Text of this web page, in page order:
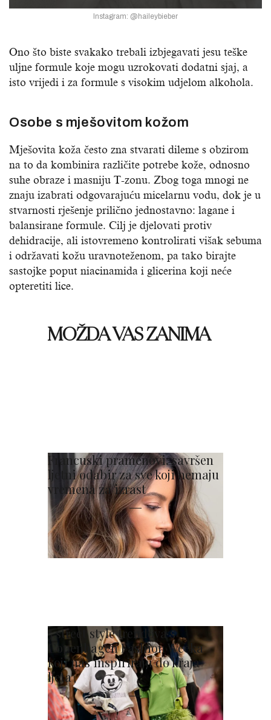
Instagram: @haileybieber
Ono što biste svakako trebali izbjegavati jesu teške
uljne formule koje mogu uzrokovati dodatni sjaj, a
isto vrijedi i za formule s visokim udjelom alkohola.
Osobe s mješovitom kožom
Mješovita koža često zna stvarati dileme s obzirom
na to da kombinira različite potrebe kože, odnosno
suhe obraze i masniju T-zonu. Zbog toga mnogi ne
znaju izabrati odgovarajuću micelarnu vodu, dok je u
stvarnosti rješenje prilično jednostavno: lagane i
balansirane formule. Cilj je djelovati protiv
dehidracije, ali istovremeno kontrolirati višak sebuma
i održavati kožu uravnoteženom, pa tako birajte
sastojke poput niacinamida i glicerina koji neće
opteretiti lice.
MOŽDA VAS ZANIMA
Francuski pramenovi: savršen
ljetni odabir za sve koji nemaju
vremena za izrast
5 street style trendova s
Copenhagen Fashion Weeka
koji nas inspiriraju do kraja
ljeta